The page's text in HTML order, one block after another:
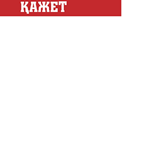
Декоративные